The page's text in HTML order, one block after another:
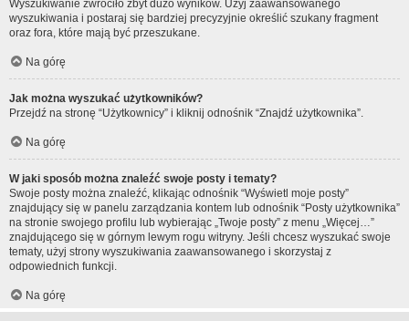
Wyszukiwanie zwróciło zbyt dużo wyników. Użyj zaawansowanego
wyszukiwania i postaraj się bardziej precyzyjnie określić szukany fragment
oraz fora, które mają być przeszukane.
Na górę
Jak można wyszukać użytkowników?
Przejdź na stronę “Użytkownicy” i kliknij odnośnik “Znajdź użytkownika”.
Na górę
W jaki sposób można znaleźć swoje posty i tematy?
Swoje posty można znaleźć, klikając odnośnik “Wyświetl moje posty”
znajdujący się w panelu zarządzania kontem lub odnośnik “Posty użytkownika”
na stronie swojego profilu lub wybierając „Twoje posty” z menu „Więcej…”
znajdującego się w górnym lewym rogu witryny. Jeśli chcesz wyszukać swoje
tematy, użyj strony wyszukiwania zaawansowanego i skorzystaj z
odpowiednich funkcji.
Na górę